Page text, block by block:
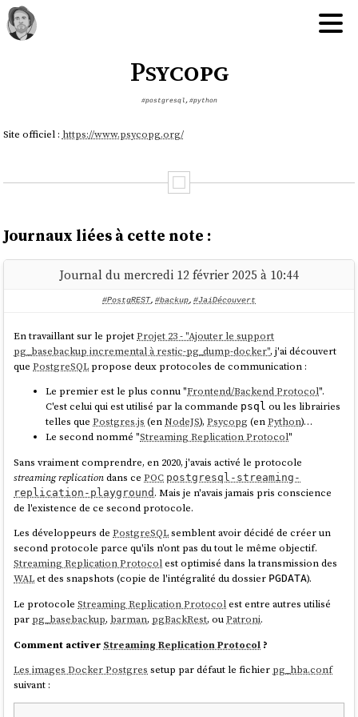
Psycopg
#postgresql, #python
Site officiel : https://www.psycopg.org/
Journaux liées à cette note :
Journal du mercredi 12 février 2025 à 10:44
#PostgREST, #backup, #JaiDécouvert
En travaillant sur le projetProjet 23 - "Ajouter le support
pg_basebackup incremental à restic-pg_dump-docker", j'ai découvert
quePostgreSQL propose deux protocoles de communication :
Le premier est le plus connu "Frontend/Backend Protocol".
C'est celui qui est utilisé par la commande psql ou les librairies
telles quePostgres.js (enNodeJS),Psycopg (enPython)…
Le second nommé "Streaming Replication Protocol"
Sans vraiment comprendre, en 2020, j'avais activé le protocole
streaming replicationdans cePOC postgresql-streaming-
replication-playground . Mais je n'avais jamais pris conscience
de l'existence de ce second protocole.
Les développeurs dePostgreSQLsemblent avoir décidé de créer un
second protocole parce qu'ils n'ont pas du tout le même objectif.
Streaming Replication Protocolest optimisé dans la transmission des
WALet des snapshots (copie de l'intégralité du dossier PGDATA).
Le protocoleStreaming Replication Protocolest entre autres utilisé
par pg_basebackup, barman, pgBackRest, ouPatroni.
Comment activer Streaming Replication Protocol ?
Les images Docker Postgres setup par défaut le fichier pg_hba.conf
suivant :